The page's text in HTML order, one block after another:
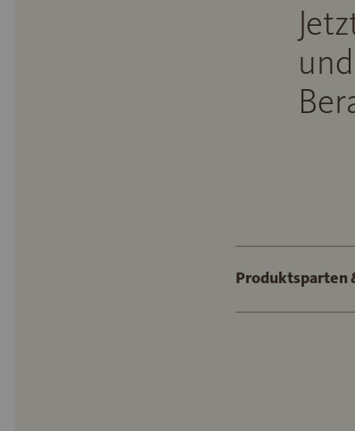
Produktsparten